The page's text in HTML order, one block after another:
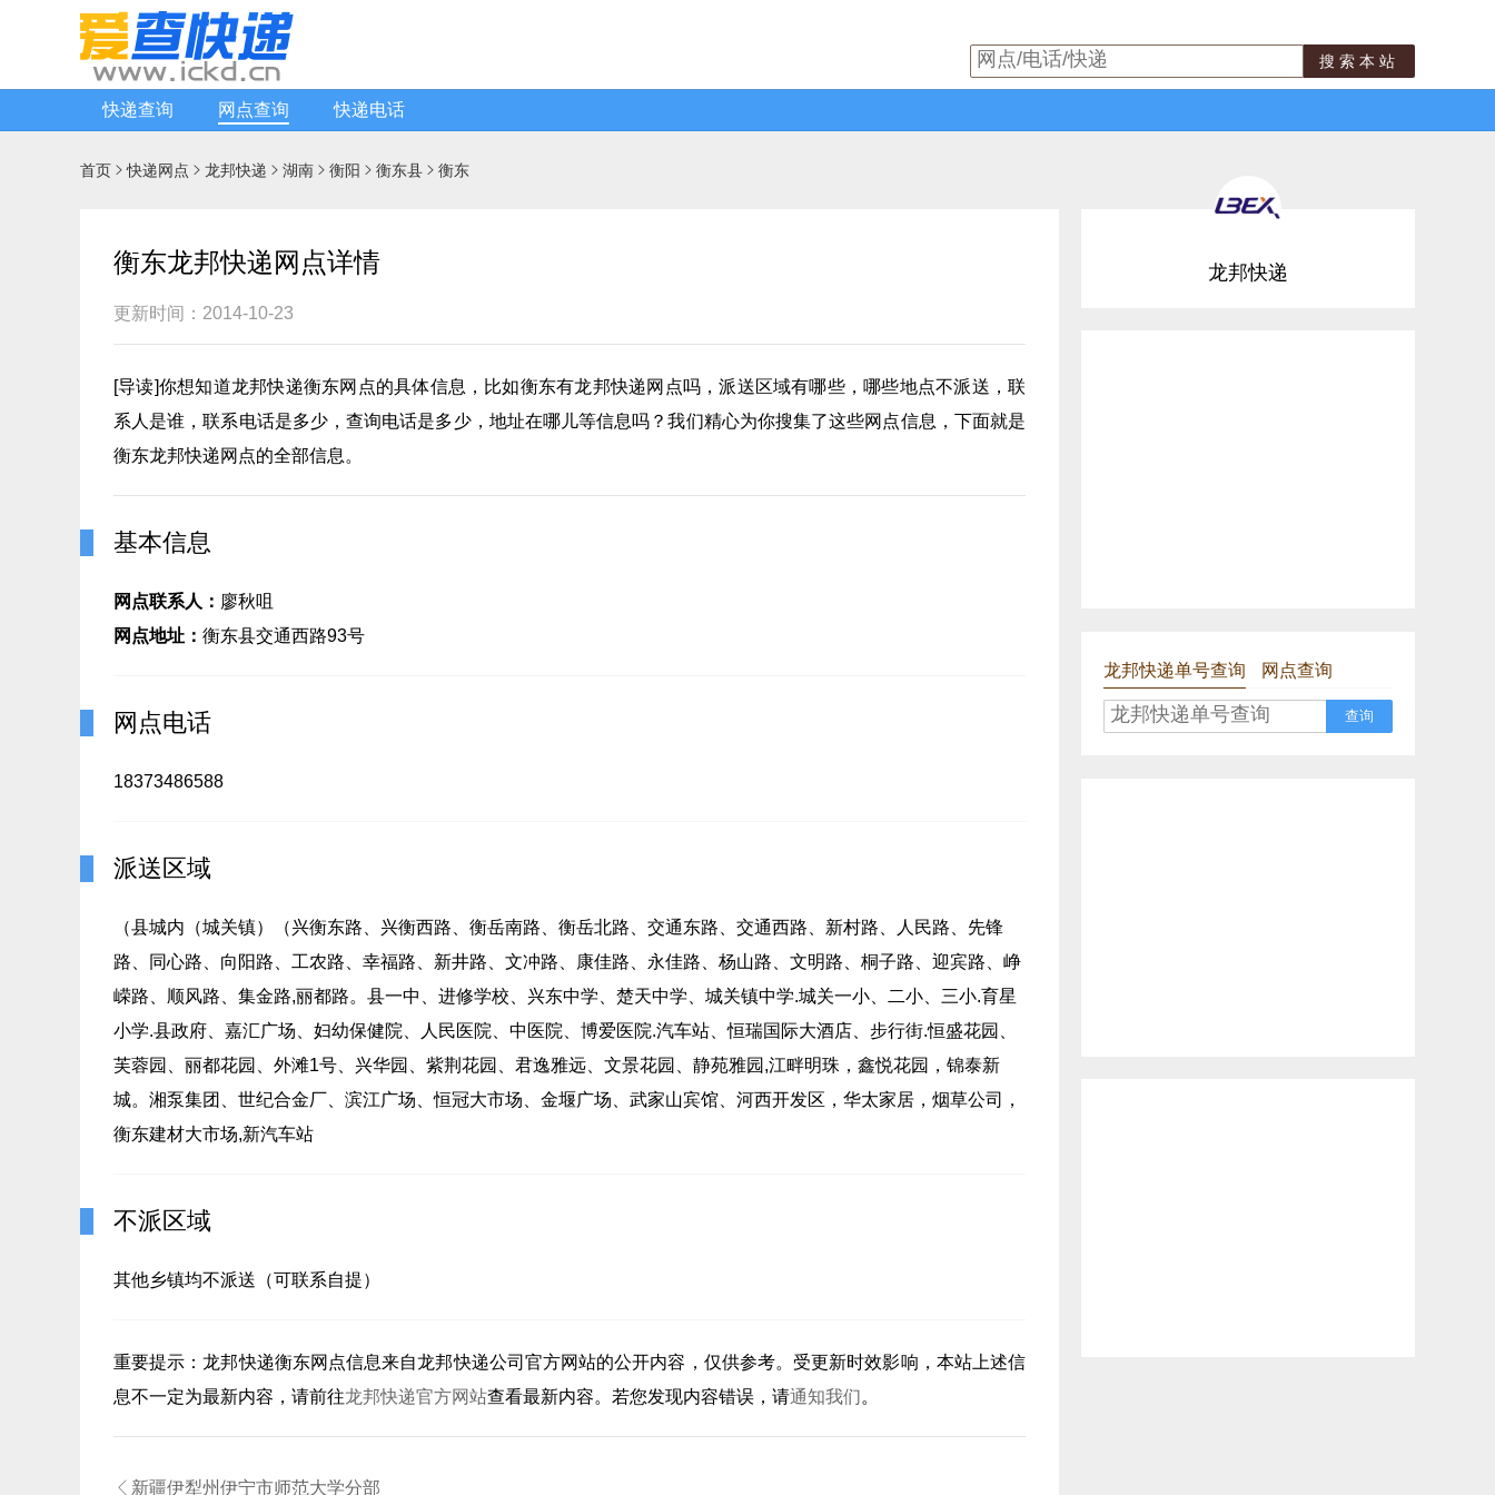
搜索本站
快递查询 网点查询 快递电话
首页 快递网点  龙邦快递  湖南  衡阳  衡东县  衡东
衡东龙邦快递网点详情
更新时间：2014-10-23
[导读]你想知道龙邦快递衡东网点的具体信息，比如衡东有龙邦快递网点吗，派送区域有哪些，哪些地点不派送，联
系人是谁，联系电话是多少，查询电话是多少，地址在哪儿等信息吗？我们精心为你搜集了这些网点信息，下面就是
衡东龙邦快递网点的全部信息。
基本信息
网点联系人： 廖秋咀
网点地址： 衡东县交通西路93号
网点电话
18373486588
派送区域
（县城内（城关镇）（兴衡东路、兴衡西路、衡岳南路、衡岳北路、交通东路、交通西路、新村路、人民路、先锋
路、同心路、向阳路、工农路、幸福路、新井路、文冲路、康佳路、永佳路、杨山路、文明路、桐子路、迎宾路、峥
嵘路、顺风路、集金路,丽都路。县一中、进修学校、兴东中学、楚天中学、城关镇中学.城关一小、二小、三小.育星
小学.县政府、嘉汇广场、妇幼保健院、人民医院、中医院、博爱医院.汽车站、恒瑞国际大酒店、步行街.恒盛花园、
芙蓉园、丽都花园、外滩1号、兴华园、紫荆花园、君逸雅远、文景花园、静苑雅园,江畔明珠，鑫悦花园，锦泰新
城。湘泵集团、世纪合金厂、滨江广场、恒冠大市场、金堰广场、武家山宾馆、河西开发区，华太家居，烟草公司，
衡东建材大市场,新汽车站
不派区域
其他乡镇均不派送（可联系自提）
重要提示：龙邦快递衡东网点信息来自龙邦快递公司官方网站的公开内容，仅供参考。受更新时效影响，本站上述信
息不一定为最新内容，请前往龙邦快递官方网站查看最新内容。若您发现内容错误，请通知我们。
 新疆伊犁州伊宁市师范大学分部
龙邦快递
龙邦快递单号查询 网点查询
查询